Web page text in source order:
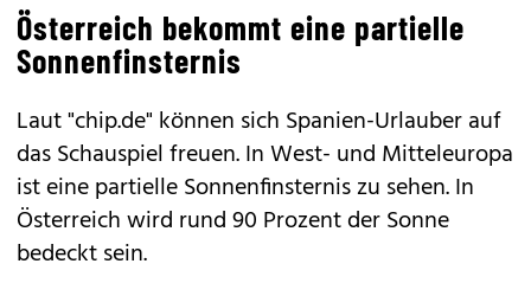
Österreich bekommt eine partielle
Sonnenfinsternis
Laut "chip.de" können sich Spanien-Urlauber auf
das Schauspiel freuen. In West- und Mitteleuropa
ist eine partielle Sonnenfinsternis zu sehen. In
Österreich wird rund 90 Prozent der Sonne
bedeckt sein.